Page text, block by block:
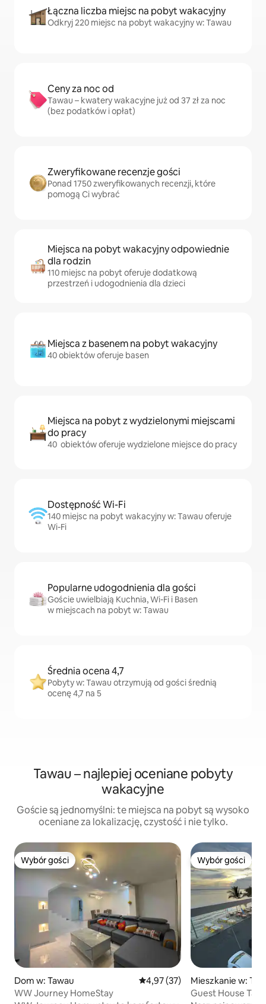
Łączna liczba miejsc na pobyt wakacyjny
Odkryj 220 miejsc na pobyt wakacyjny w: Tawau
Ceny za noc od
Tawau – kwatery wakacyjne już od 37 zł za noc
(bez podatków i opłat)
Zweryfikowane recenzje gości
Ponad 1750 zweryfikowanych recenzji, które
pomogą Ci wybrać
Miejsca na pobyt wakacyjny odpowiednie
dla rodzin
110 miejsc na pobyt oferuje dodatkową
przestrzeń i udogodnienia dla dzieci
Miejsca z basenem na pobyt wakacyjny
40 obiektów oferuje basen
Miejsca na pobyt z wydzielonymi miejscami
do pracy
40 obiektów oferuje wydzielone miejsce do pracy
Dostępność Wi-Fi
140 miejsc na pobyt wakacyjny w: Tawau oferuje
Wi-Fi
Popularne udogodnienia dla gości
Goście uwielbiają Kuchnia, Wi-Fi i Basen
w miejscach na pobyt w: Tawau
Średnia ocena 4,7
Pobyty w: Tawau otrzymują od gości średnią
ocenę 4,7 na 5
Tawau – najlepiej oceniane pobyty
wakacyjne
Goście są jednomyślni: te miejsca na pobyt są wysoko
oceniane za lokalizację, czystość i nie tylko.
Wybór gości
Wybór gości
Dom w: Tawau Średnia ocena: 4,97 na 5,
4,97 (37)
WW Journey HomeStay
Wybór gości
Wybór gości
Mieszkanie w:
Guest House